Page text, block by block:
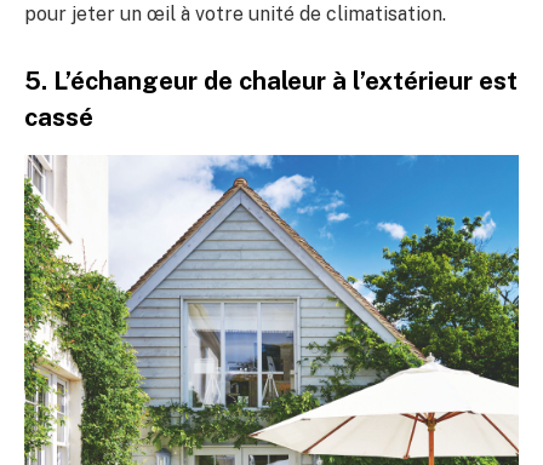
pour jeter un œil à votre unité de climatisation.
5. L’échangeur de chaleur à l’extérieur est
cassé